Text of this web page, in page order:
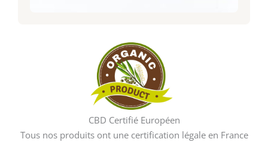
CBD Certifié Européen
Tous nos produits ont une certification légale en France